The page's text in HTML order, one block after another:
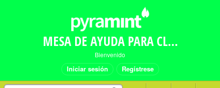
MESA DE AYUDA PARA CLIENTES PYRAMINT
Bienvenido
Iniciar sesión Regístrese